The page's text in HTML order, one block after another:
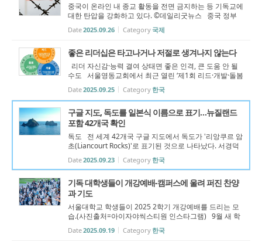
중국이 온라인 내 종교 활동을 전면 금지하는 등 기독교에
대한 탄압을 강화하고 있다. ©데일리굿뉴스 중국 정부
가 온라인 설교, 미성년자를 대상으로 한 성경 공부 등 온
라인에서 이뤄지는 종교 활동을 사실상 전면 금지했다. 미
Date2025.09.26 Category국제
좋은 리더십은 타고나거나 저절로 생겨나지 않는다
리더 자신감·능력 결여 상태면 좋은 인격, 큰 도움 안 될
수도 서울영동교회에서 최근 열린 ‘제1회 리드·개발·돌봄
리더십 세미나’에서는 리더십의 핵심 책임으로서 ‘리드(Le
ad)·개발(Develop)·돌봄(Care)’ 모델이 소개됐다. 이번 세
미나는 프론티어스코...
Date2025.09.25 Category 한국
구글 지도, 독도를 일본식 이름으로 표기…뉴질랜드
포함 42개국 확인
독도 전 세계 42개국 구글 지도에서 독도가 '리앙쿠르 암
초(Liancourt Rocks)'로 표기된 것으로 나타났다. 서경덕
성신여대 교수는 최근 전 세계 국가 구글 지도에 독도가
어떻게 표기되는지 알아보기 위해 SNS 팔로워에게 국가
Date2025.09.23 Category 한국
기독 대학생들이 개강예배-캠퍼스에 울려 퍼진 찬양
과 기도
서울대학교 학생들이 2025 2학기 개강예배를 드리는 모
습.(사진출처=아이자야씩스티원 인스타그램) 9월 새 학
기를 맞은 캠퍼스. 기독 대학생들이 개강예배로 한 학기를
시작하며 복음의 불씨를 지피고 있다. 서울대기독인연합
Date2025.09.19 Category 한국